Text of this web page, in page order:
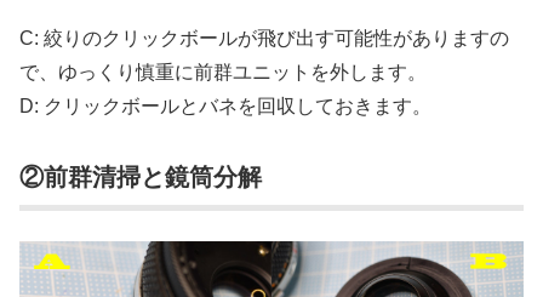
C: 絞りのクリックボールが飛び出す可能性がありますの
で、ゆっくり慎重に前群ユニットを外します。
D: クリックボールとバネを回収しておきます。
②前群清掃と鏡筒分解